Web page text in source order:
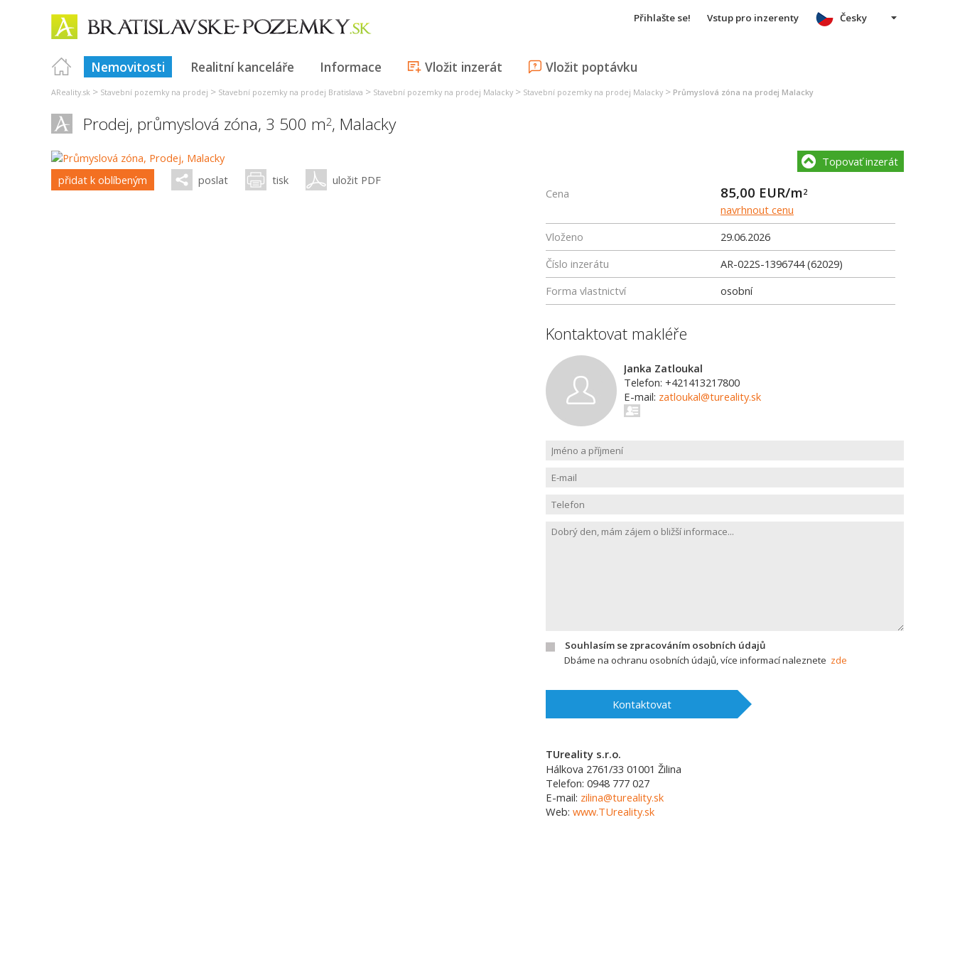
Přihlašte se! Vstup pro inzerenty
Nemovitosti Realitní kanceláře Informace Vložit inzerát Vložit poptávku
Česky
AReality.sk > Stavební pozemky na prodej > Stavební pozemky na prodej Bratislava > Stavební pozemky na prodej Malacky > Stavební pozemky na prodej Malacky > Průmyslová zóna na prodej Malacky
Prodej, průmyslová zóna, 3 500 m2, Malacky
přidat k oblíbeným poslat tisk uložit PDF
Topovať inzerát
Cena 85,00 EUR/m2
navrhnout cenu
Vloženo
29.06.2026
Číslo inzerátu
AR-022S-1396744 (62029)
Forma vlastnictví
osobní
Kontaktovat makléře
Janka Zatloukal
Telefon: +421413217800
E-mail: zatloukal@tureality.sk
Souhlasím se zpracováním osobních údajů
Dbáme na ochranu osobních údajů, více informací naleznete zde
Kontaktovat
TUreality s.r.o.
Hálkova 2761/33 01001 Žilina
Telefon: 0948 777 027
E-mail: zilina@tureality.sk
Web: www.TUreality.sk